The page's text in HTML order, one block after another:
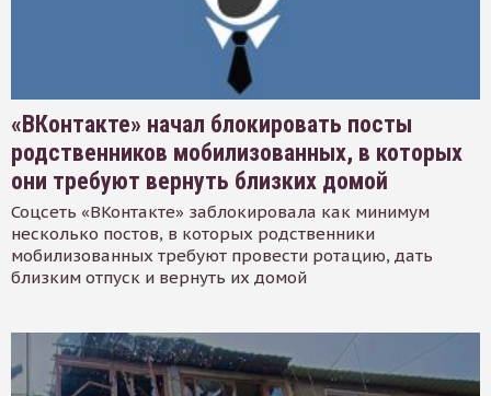
«ВКонтакте» начал блокировать посты
родственников мобилизованных, в которых
они требуют вернуть близких домой
Соцсеть «ВКонтакте» заблокировала как минимум
несколько постов, в которых родственники
мобилизованных требуют провести ротацию, дать
близким отпуск и вернуть их домой